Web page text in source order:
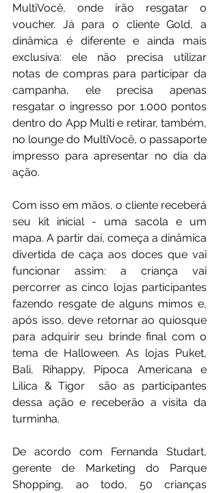
MultiVocê, onde irão resgatar o
voucher. Já para o cliente Gold, a
dinâmica é diferente e ainda mais
exclusiva: ele não precisa utilizar
notas de compras para participar da
campanha, ele precisa apenas
resgatar o ingresso por 1.000 pontos
dentro do App Multi e retirar, também,
no lounge do MultiVocê, o passaporte
impresso para apresentar no dia da
ação.
Com isso em mãos, o cliente receberá
seu kit inicial - uma sacola e um
mapa. A partir daí, começa a dinâmica
divertida de caça aos doces que vai
funcionar assim: a criança vai
percorrer as cinco lojas participantes
fazendo resgate de alguns mimos e,
após isso, deve retornar ao quiosque
para adquirir seu brinde final com o
tema de Halloween. As lojas Puket,
Bali, Rihappy, Pipoca Americana e
Lilica & Tigor  são as participantes
dessa ação e receberão a visita da
turminha.
De acordo com Fernanda Studart,
gerente de Marketing do Parque
Shopping, ao todo, 50 crianças